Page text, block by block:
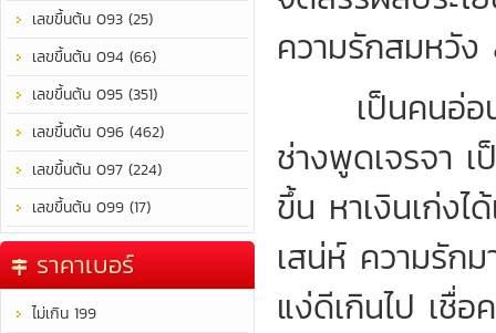
เลขขึ้นต้น 093 (25)
เลขขึ้นต้น 094 (66)
เลขขึ้นต้น 095 (351)
เลขขึ้นต้น 096 (462)
เลขขึ้นต้น 097 (224)
เลขขึ้นต้น 099 (17)
ราคาเบอร์
ไม่เกิน 199
ความรักสมหวั
เป็นคนอ่อนห
ช่างพูดเจรจา
ขึ้น หาเงินเก่ง
เสน่ห์ ความรัก
แง่ดีเกินไป เชื่